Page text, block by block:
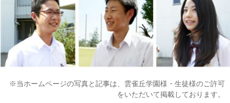
※当ホームページの写真と記事は、雲雀丘学園様・生徒様のご許可
をいただいて掲載しております。